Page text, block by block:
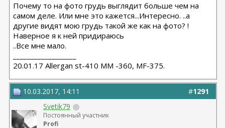
Почему то на фото грудь выглядит больше чем на
самом деле. Или мне это кажется...Интересно. ..а
другие видят мою грудь такой же как на фото? !
Наверное я к ней придираюсь
..Все мне мало.
20.01.17 Allergan st-410 MM -360, MF-375.
#1291
10.03.2017, 14:11
Svetik79
Постоянный участник
Profi